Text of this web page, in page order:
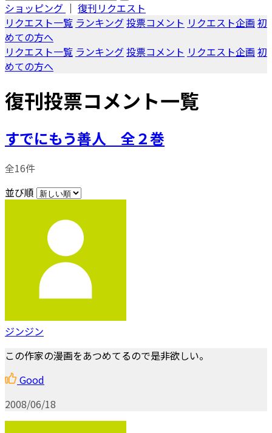
ショッピング ｜ 復刊リクエスト
リクエスト一覧 ランキング投票コメント リクエスト企画 初
めての方へ
リクエスト一覧 ランキング投票コメント リクエスト企画 初
めての方へ
復刊投票コメント一覧
すでにもう善人 全２巻
全16件
並び順
ジンジン
この作家の漫画をあつめてるので是非欲しい。
Good
2008/06/18